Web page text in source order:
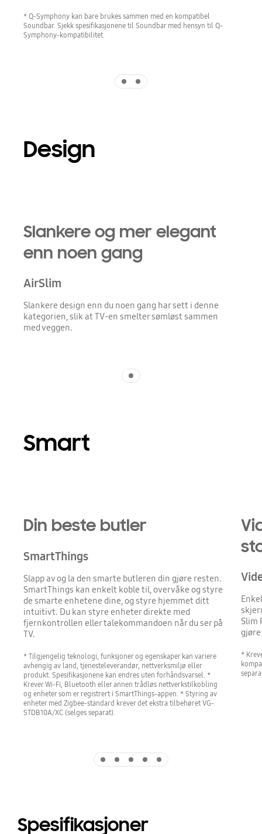
* Q-Symphony kan bare brukes sammen med en kompatibel
Soundbar. Sjekk spesifikasjonene til Soundbar med hensyn til Q-
Symphony-kompatibilitet.
Design
Slankere og mer elegant
enn noen gang
AirSlim
Slankere design enn du noen gang har sett i denne
kategorien, slik at TV-en smelter sømløst sammen
med veggen.
Smart
Din beste butler
SmartThings
Slapp av og la den smarte butleren din gjøre resten.
SmartThings kan enkelt koble til, overvåke og styre
de smarte enhetene dine, og styre hjemmet ditt
intuitivt. Du kan styre enheter direkte med
fjernkontrollen eller talekommandoen når du ser på
TV.
* Tilgjengelig teknologi, funksjoner og egenskaper kan variere
avhengig av land, tjenesteleverandør, nettverksmiljø eller
produkt. Spesifikasjonene kan endres uten forhåndsvarsel. *
Krever Wi-Fi, Bluetooth eller annen trådløs nettverkstilkobling
og enheter som er registrert i SmartThings-appen. * Styring av
enheter med Zigbee-standard krever det ekstra tilbehøret VG-
STDB10A/XC (selges separat).
Slim
*
Spesifikasjoner